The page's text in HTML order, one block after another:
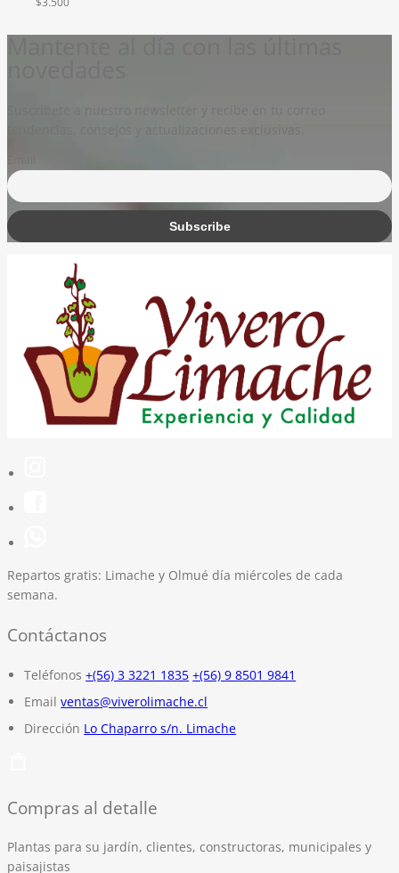
Repartos gratis: Limache y Olmué día miércoles de cada
semana.
Contáctanos
Teléfonos +(56) 3 3221 1835 +(56) 9 8501 9841
Email ventas@viverolimache.cl
Dirección Lo Chaparro s/n. Limache
Compras al detalle
Plantas para su jardín, clientes, constructoras, municipales y
paisajistas